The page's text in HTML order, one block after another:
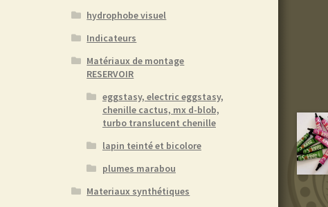
hydrophobe visuel
Indicateurs
Matériaux de montage
RESERVOIR
eggstasy, electric eggstasy,
chenille cactus, mx d-blob,
turbo translucent chenille
lapin teinté et bicolore
plumes marabou
Materiaux synthétiques